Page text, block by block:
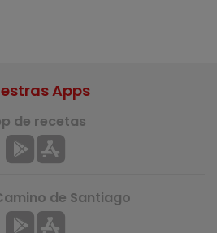
Apps
de recetas
de Santiago